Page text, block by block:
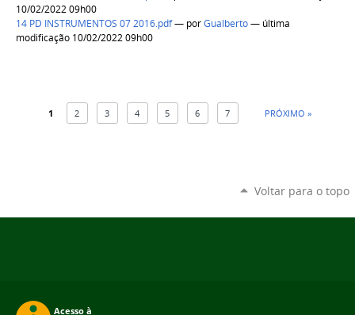
10/02/2022 09h00
14 PD INSTRUMENTOS 07 2016.pdf— porGualberto— última
modificação 10/02/2022 09h00
1 2 3 4 5 6 7 PRÓXIMO »
Voltar para o topo